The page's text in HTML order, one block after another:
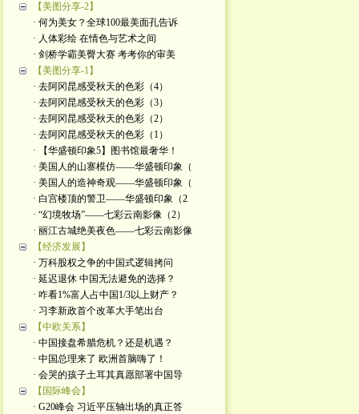
【美图分享-2】
· 何为美女？全球100最美面孔告诉
· 人体彩绘 在情色与艺术之间
· 剑桥学霸美臀大赛 考考你的审美
【美图分享-1】
· 去阿冈昆感受秋天的色彩（4）
· 去阿冈昆感受秋天的色彩（3）
· 去阿冈昆感受秋天的色彩（2）
· 去阿冈昆感受秋天的色彩（1）
· 【华盛顿印象5】图书馆最奢华！
· 美国人的山寨模仿——华盛顿印象（
· 美国人的造神奇观——华盛顿印象（
· 白宫楼顶的警卫——华盛顿印象（2
· “幻境牧场”——七彩云南影像（2）
· 丽江古城绝美夜色——七彩云南影像
【经济发展】
· 万科股权之争的中国式逻辑拷问
· 延迟退休 中国无法避免的选择？
· 咋看1%富人占中国1/3以上财产？
· 习李新政首个改革大手笔出台
【中欧关系】
· 中国接盘希腊危机？还是机遇？
· 中国总理来了 欧洲首脑嗨了！
· 会哭的孩子土耳其真愿部署中国导
【国际峰会】
· G20峰会 习近平压轴出场的真正答